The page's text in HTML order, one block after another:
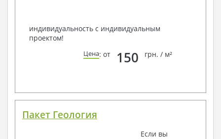
индивидуальность с индивидуальным
проектом!
Цена: от 150 грн. / м²
Пакет Геология
Если вы